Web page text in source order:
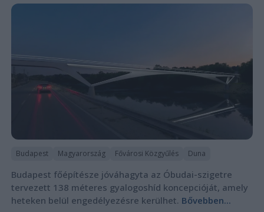
Budapest Magyarország Fővárosi Közgyűlés Duna
Budapest főépítésze jóváhagyta az Óbudai-szigetre
tervezett 138 méteres gyalogoshíd koncepcióját, amely
heteken belül engedélyezésre kerülhet. Bővebben...